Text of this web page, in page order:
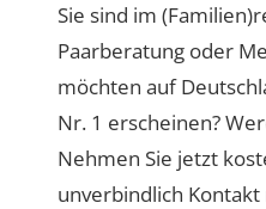
Sie sind im
Paarberatung oder
möchten auf
Nr. 1 erscheinen?
Nehmen Sie jetzt
unverbindlich